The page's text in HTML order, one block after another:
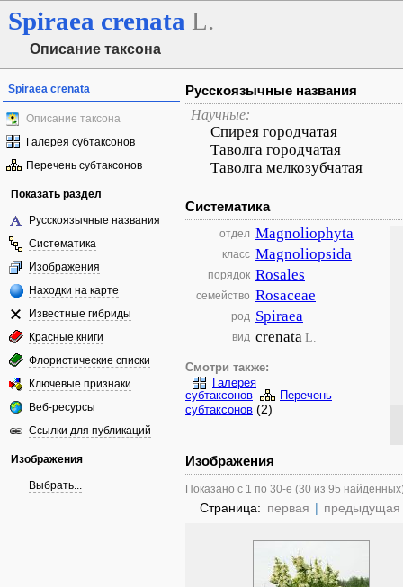
Spiraea crenata L.
Описание таксона
Spiraea crenata
Описание таксона
Галерея субтаксонов
Перечень субтаксонов
Показать раздел
Русскоязычные названия
Систематика
Изображения
Находки на карте
Известные гибриды
Красные книги
Флористические списки
Ключевые признаки
Веб-ресурсы
Ссылки для публикаций
Изображения
Выбрать...
Русскоязычные названия
Научные:
Спирея городчатая
Таволга городчатая
Таволга мелкозубчатая
Систематика
отдел Magnoliophyta
класс Magnoliopsida
порядок Rosales
семейство Rosaceae
род Spiraea
вид crenataL.
Смотри также:
Галерея
субтаксонов
Перечень
субтаксонов (2)
Изображения
Показано с 1 по 30-е (30 из 95
Страница: первая | предыдущая